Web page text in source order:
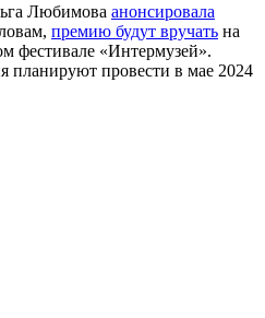
Любимова анонсировала
премию будут вручать на
фестивале «Интермузей».
провести в мае 2024